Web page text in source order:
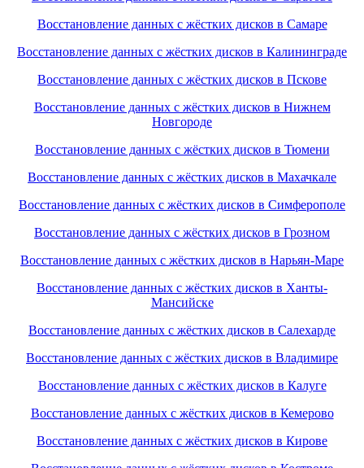
Восстановление данных с жёстких дисков в Самаре
Восстановление данных с жёстких дисков в Калининграде
Восстановление данных с жёстких дисков в Пскове
Восстановление данных с жёстких дисков в Нижнем
Новгороде
Восстановление данных с жёстких дисков в Тюмени
Восстановление данных с жёстких дисков в Махачкале
Восстановление данных с жёстких дисков в Симферополе
Восстановление данных с жёстких дисков в Грозном
Восстановление данных с жёстких дисков в Нарьян-Маре
Восстановление данных с жёстких дисков в Ханты-
Мансийске
Восстановление данных с жёстких дисков в Салехарде
Восстановление данных с жёстких дисков в Владимире
Восстановление данных с жёстких дисков в Калуге
Восстановление данных с жёстких дисков в Кемерово
Восстановление данных с жёстких дисков в Кирове